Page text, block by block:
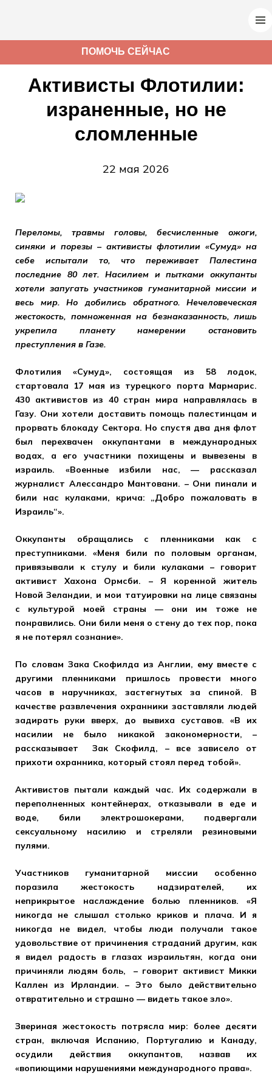
Активисты Флотилии:
израненные, но не
сломленные
22 мая 2026
Переломы, травмы головы, бесчисленные ожоги,
синяки и порезы – активисты флотилии «Сумуд» на
себе испытали то, что переживает Палестина
последние 80 лет. Насилием и пытками оккупанты
хотели запугать участников гуманитарной миссии и
весь мир. Но добились обратного. Нечеловеческая
жестокость, помноженная на безнаказанность, лишь
укрепила планету намерении остановить
преступления в Газе.
Флотилия «Сумуд», состоящая из 58 лодок,
стартовала 17 мая из турецкого порта Мармарис.
430 активистов из 40 стран мира направлялась в
Газу. Они хотели доставить помощь палестинцам и
прорвать блокаду Сектора. Но спустя два дня флот
был перехвачен оккупантами в международных
водах, а его участники похищены и вывезены в
израиль. «Военные избили нас, — рассказал
журналист Алессандро Мантовани. – Они пинали и
били нас кулаками, крича: „Добро пожаловать в
Израиль“».
Оккупанты обращались с пленниками как с
преступниками. «Меня били по половым органам,
привязывали к стулу и били кулаками – говорит
активист Хахона Ормсби. – Я коренной житель
Новой Зеландии, и мои татуировки на лице связаны
с культурой моей страны — они им тоже не
понравились. Они били меня о стену до тех пор, пока
я не потерял сознание».
По словам Зака Скофилда из Англии, ему вместе с
другими пленниками пришлось провести много
часов в наручниках, застегнутых за спиной. В
качестве развлечения охранники заставляли людей
задирать руки вверх, до вывиха суставов. «В их
насилии не было никакой закономерности, –
рассказывает Зак Скофилд, – все зависело от
прихоти охранника, который стоял перед тобой».
Активистов пытали каждый час. Их содержали в
переполненных контейнерах, отказывали в еде и
воде, били электрошокерами, подвергали
сексуальному насилию и стреляли резиновыми
пулями.
Участников гуманитарной миссии особенно
поразила жестокость надзирателей, их
неприкрытое наслаждение болью пленников. «Я
никогда не слышал столько криков и плача. И я
никогда не видел, чтобы люди получали такое
удовольствие от причинения страданий другим, как
я видел радость в глазах израильтян, когда они
причиняли людям боль, – говорит активист Микки
Каллен из Ирландии. – Это было действительно
отвратительно и страшно — видеть такое зло».
Звериная жестокость потрясла мир: более десяти
стран, включая Испанию, Португалию и Канаду,
осудили действия оккупантов, назвав их
«вопиющими нарушениями международного права».
ПОМОЧЬ СЕЙЧАС